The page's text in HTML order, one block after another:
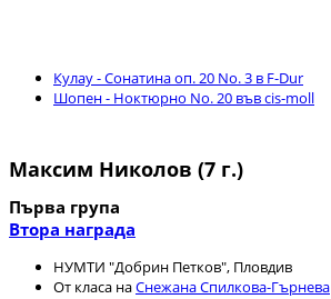
Кулау - Сонатина оп. 20 No. 3 в F-Dur
Шопен - Ноктюрно No. 20 във cis-moll
Максим Николов (7 г.)
Първа група
Втора награда
НУМТИ "Добрин Петков", Пловдив
От класа наСнежана Спилкова-Гърнева